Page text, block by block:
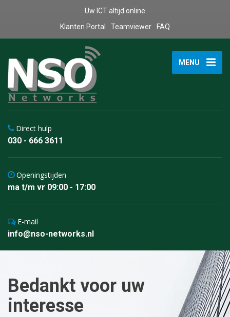
Uw ICT altijd online
Klanten Portal
Teamviewer FAQ
MENU
Direct hulp
030 - 666 3611
Openingstijden
ma t/m vr 09:00 - 17:00
E-mail
info@nso-networks.nl
Bedankt voor uw
interesse